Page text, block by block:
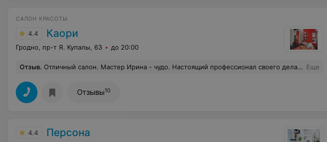
САЛОН КРАСОТЫ
4.4 Каори
Гродно, пр-т Я. Купалы, 63 до 20:00
Отзыв. Отличный салон. Мастер Ирина - чудо. Настоящий профессионал своего дела. Всей семьёй доверяем ей свои волосы и всегда остаёмся довольны. Спасибо. Всем рекомендую. Еще
Отзывы10
4.4 Персона